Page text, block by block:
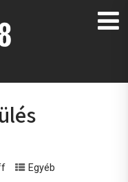
Egyéb